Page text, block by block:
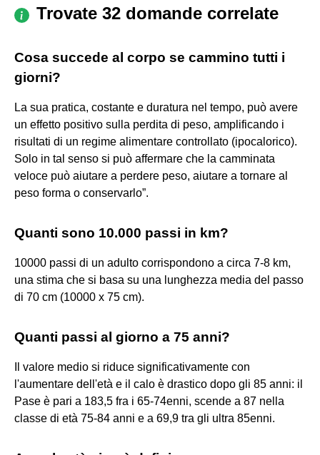
Trovate 32 domande correlate
Cosa succede al corpo se cammino tutti i
giorni?
La sua pratica, costante e duratura nel tempo, può avere
un effetto positivo sulla perdita di peso, amplificando i
risultati di un regime alimentare controllato (ipocalorico).
Solo in tal senso si può affermare che la camminata
veloce può aiutare a perdere peso, aiutare a tornare al
peso forma o conservarlo”.
Quanti sono 10.000 passi in km?
10000 passi di un adulto corrispondono a circa 7-8 km,
una stima che si basa su una lunghezza media del passo
di 70 cm (10000 x 75 cm).
Quanti passi al giorno a 75 anni?
Il valore medio si riduce significativamente con
l'aumentare dell'età e il calo è drastico dopo gli 85 anni: il
Pase è pari a 183,5 fra i 65-74enni, scende a 87 nella
classe di età 75-84 anni e a 69,9 tra gli ultra 85enni.